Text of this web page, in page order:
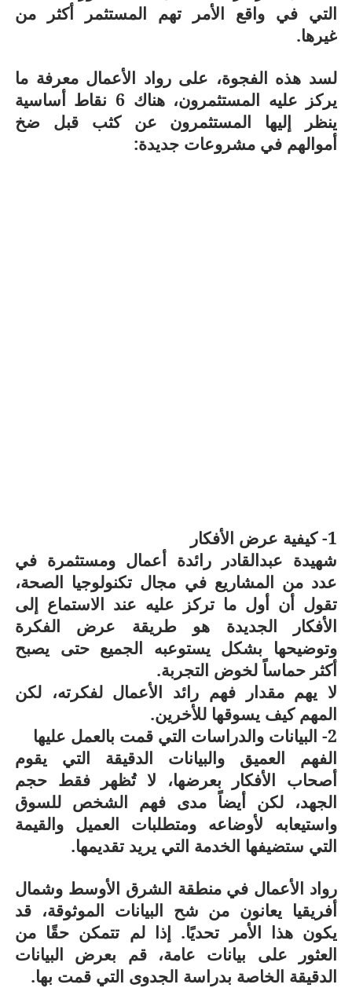
التي في واقع الأمر تهم المستثمر أكثر من
غيرها.
لسد هذه الفجوة، على رواد الأعمال معرفة ما
يركز عليه المستثمرون، هناك 6 نقاط أساسية
ينظر إليها المستثمرون عن كثب قبل ضخ
أموالهم في مشروعات جديدة:
1- كيفية عرض الأفكار
شهيدة عبدالقادر رائدة أعمال ومستثمرة في
عدد من المشاريع في مجال تكنولوجيا الصحة،
تقول أن أول ما تركز عليه عند الاستماع إلى
الأفكار الجديدة هو طريقة عرض الفكرة
وتوضيحها بشكل يستوعبه الجميع حتى يصبح
أكثر حماساً لخوض التجربة.
لا يهم مقدار فهم رائد الأعمال لفكرته، لكن
المهم كيف يسوقها للأخرين.
2- البيانات والدراسات التي قمت بالعمل عليها
الفهم العميق والبيانات الدقيقة التي يقوم
أصحاب الأفكار بعرضها، لا تُظهر فقط حجم
الجهد، لكن أيضاً مدى فهم الشخص للسوق
واستيعابه لأوضاعه ومتطلبات العميل والقيمة
التي ستضيفها الخدمة التي يريد تقديمها.
رواد الأعمال في منطقة الشرق الأوسط وشمال
أفريقيا يعانون من شح البيانات الموثوقة، قد
يكون هذا الأمر تحديًا. إذا لم تتمكن حقًا من
العثور على بيانات عامة، قم بعرض البيانات
الدقيقة الخاصة بدراسة الجدوى التي قمت بها.